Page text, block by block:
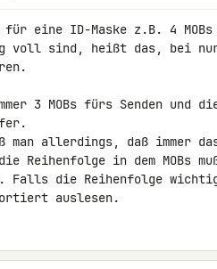
eine ID-Maske z.B. 4
voll sind, heißt das, bei nur
3 MOBs fürs Senden und
man allerdings, daß immer
Reihenfolge in dem MOBs
Falls die Reihenfolge
auslesen.